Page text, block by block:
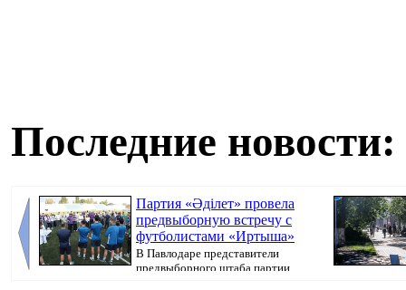
Последние новости:
Партия «Әділет» провела
предвыборную встречу с
футболистами «Иртыша»
В Павлодаре представители
предвыборного штаба партии